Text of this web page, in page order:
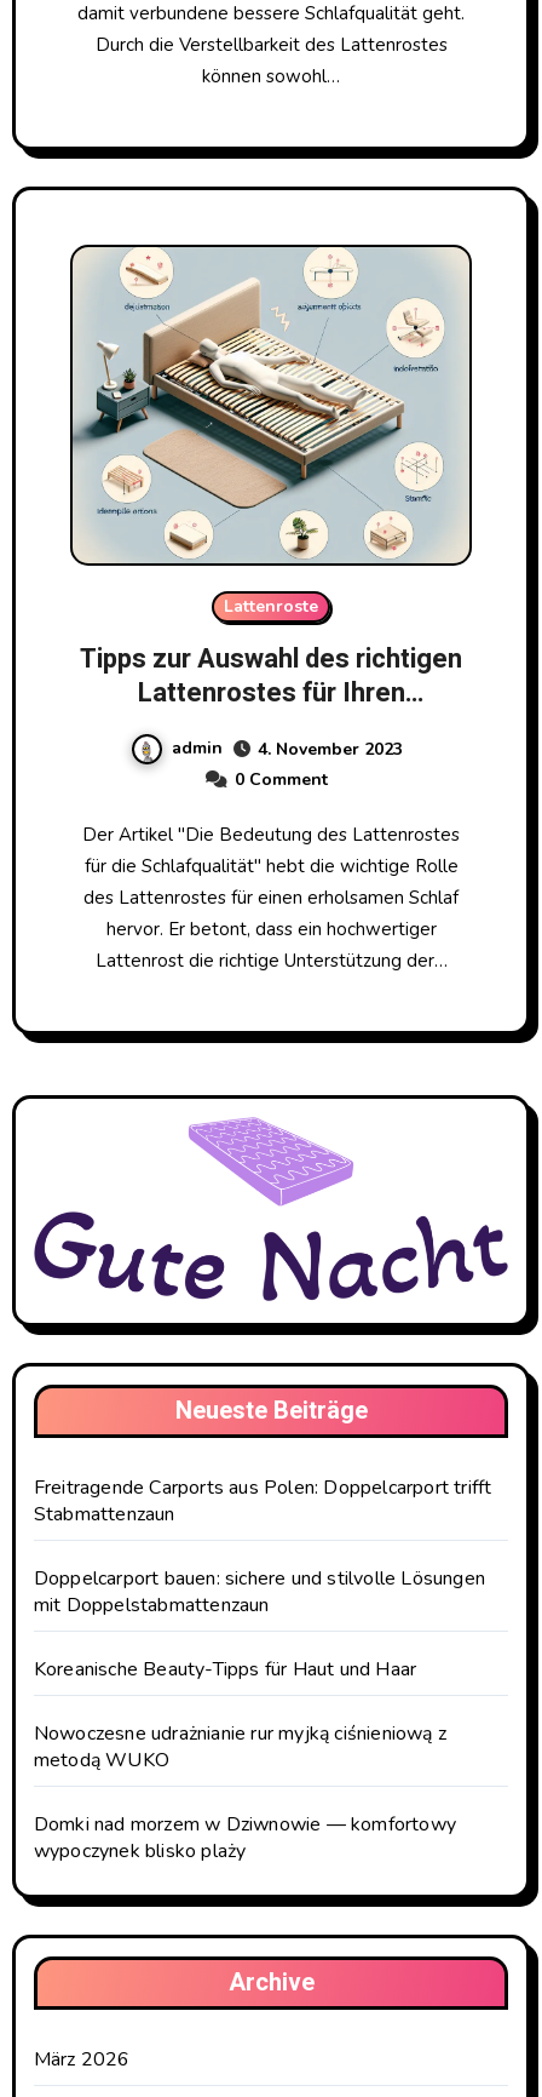
damit verbundene bessere Schlafqualität geht.
Durch die Verstellbarkeit des Lattenrostes
können sowohl…
Lattenroste
Tipps zur Auswahl des richtigen
Lattenrostes für Ihren
admin
4. November 2023
0 Comment
Der Artikel "Die Bedeutung des Lattenrostes
für die Schlafqualität" hebt die wichtige Rolle
des Lattenrostes für einen erholsamen Schlaf
hervor. Er betont, dass ein hochwertiger
Lattenrost die richtige Unterstützung der…
Neueste Beiträge
Freitragende Carports aus Polen: Doppelcarport trifft
Stabmattenzaun
Doppelcarport bauen: sichere und stilvolle Lösungen
mit Doppelstabmattenzaun
Koreanische Beauty-Tipps für Haut und Haar
Nowoczesne udrażnianie rur myjką ciśnieniową z
metodą WUKO
Domki nad morzem w Dziwnowie — komfortowy
wypoczynek blisko plaży
Archive
März 2026